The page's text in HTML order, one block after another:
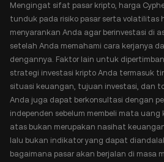
Mengingat sifat pasar kripto, harga
tunduk pada risiko pasar serta volatilitas
menyarankan Anda agar berinvestasi di
setelah Anda memahami cara kerjanya
dengannya. Faktor lain untuk
strategi investasi kripto Anda termasuk
situasi keuangan, tujuan investasi, dan
Anda juga dapat berkonsultasi dengan
independen sebelum membeli mata uang
atas bukan merupakan nasihat
lalu bukan indikator yang dapat
bagaimana pasar akan berjalan di masa